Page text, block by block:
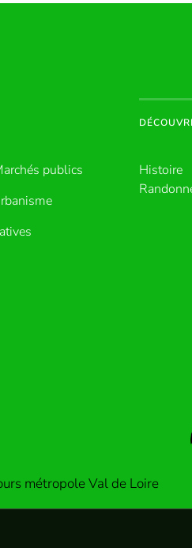
publics
Histoire
métropole Val de Loire